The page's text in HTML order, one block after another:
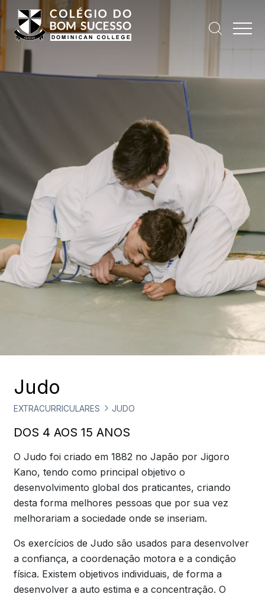
Judo
EXTRACURRICULARES JUDO
DOS 4 AOS 15 ANOS
O Judo foi criado em 1882 no Japão por Jigoro
Kano, tendo como principal objetivo o
desenvolvimento global dos praticantes, criando
desta forma melhores pessoas que por sua vez
melhorariam a sociedade onde se inseriam.
Os exercícios de Judo são usados para desenvolver
a confiança, a coordenação motora e a condição
física. Existem objetivos individuais, de forma a
desenvolver a auto estima e a concentração. O